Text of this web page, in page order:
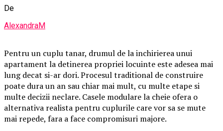
De
AlexandraM
Pentru un cuplu tanar, drumul de la inchirierea unui
apartament la detinerea propriei locuinte este adesea mai
lung decat si-ar dori. Procesul traditional de construire
poate dura un an sau chiar mai mult, cu multe etape si
multe decizii neclare. Casele modulare la cheie ofera o
alternativa realista pentru cuplurile care vor sa se mute
mai repede, fara a face compromisuri majore.